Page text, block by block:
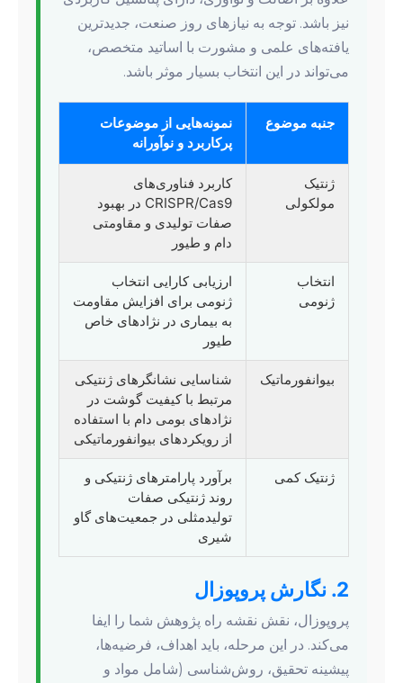
نیز باشد. توجه به نیازهای روز صنعت، جدیدترین
یافته‌های علمی و مشورت با اساتید متخصص،
می‌تواند در این انتخاب بسیار موثر باشد.
جنبه موضوع
نمونه‌هایی از موضوعات
پرکاربرد و نوآورانه
ژنتیک
مولکولی
کاربرد فناوری‌های
CRISPR/Cas9 در بهبود
صفات تولیدی و مقاومتی
دام و طیور
انتخاب
ژنومی
ارزیابی کارایی انتخاب
ژنومی برای افزایش مقاومت
به بیماری در نژادهای خاص
طیور
بیوانفورماتیک
شناسایی نشانگرهای ژنتیکی
مرتبط با کیفیت گوشت در
نژادهای بومی دام با استفاده
از رویکردهای بیوانفورماتیکی
ژنتیک کمی
برآورد پارامترهای ژنتیکی و
روند ژنتیکی صفات
تولیدمثلی در جمعیت‌های گاو
شیری
2. نگارش پروپوزال
پروپوزال، نقش نقشه راه پژوهش شما را ایفا
می‌کند. در این مرحله، باید اهداف، فرضیه‌ها،
پیشینه تحقیق، روش‌شناسی (شامل مواد و